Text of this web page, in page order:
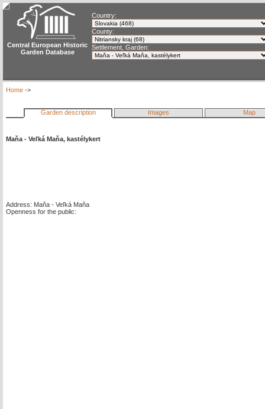
Central European Historic
Garden Database
Country:
County:
Settlement, Garden:
Home ->
Garden description Images Map
Maňa - Veľká Maňa, kastélykert
Address: Maňa - Veľká Maňa
Openness for the public: